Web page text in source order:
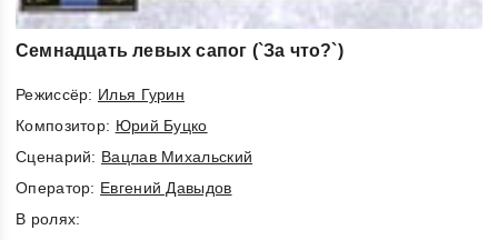
Семнадцать левых сапог (`За что?`)
Режиссёр: Илья Гурин
Композитор: Юрий Буцко
Cценарий: Вацлав Михальский
Оператор: Евгений Давыдов
В ролях: